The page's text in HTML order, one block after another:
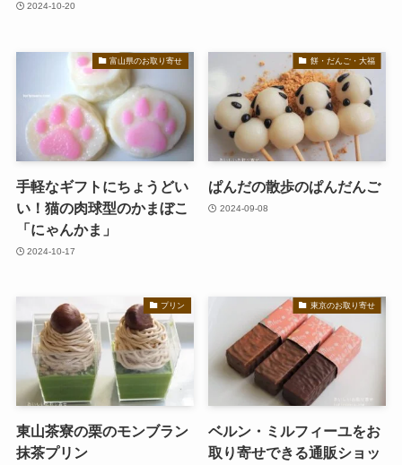
2024-10-20
富山県のお取り寄せ
手軽なギフトにちょうどい
い！猫の肉球型のかまぼこ
「にゃんかま」
2024-10-17
餅・だんご・大福
ぱんだの散歩のぱんだんご
2024-09-08
プリン
東山茶寮の栗のモンブラン
抹茶プリン
東京のお取り寄せ
ベルン・ミルフィーユをお
取り寄せできる通販ショッ